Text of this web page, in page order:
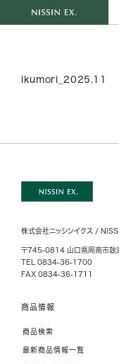
ikumori_2025.11
株式会社ニッシンイクス /
〒745-0814 山口県周南市鼓
TEL 0834-36-1700
FAX 0834-36-1711
商品情報
商品検索
最新商品情報一覧